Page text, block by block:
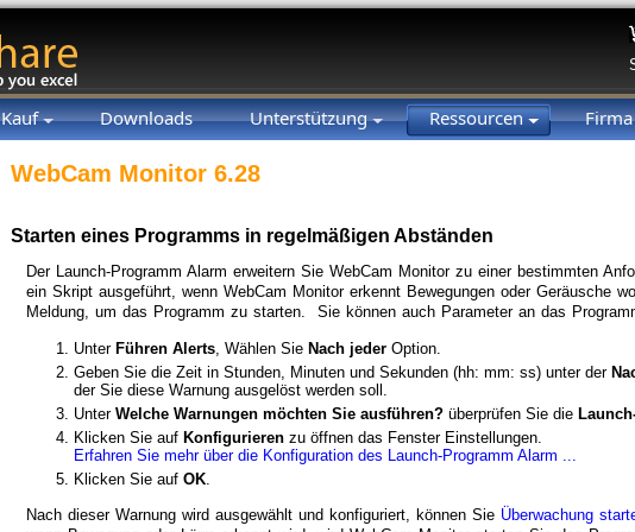
Kauf Downloads Unterstützung Ressourcen
WebCam Monitor 6.28
Starten eines Programms in regelmäßigen Abständen
Der Launch-Programm Alarm erweitern Sie WebCam Monitor zu einer bestimmten
ein Skript ausgeführt, wenn WebCam Monitor erkennt Bewegungen oder Geräusche
Meldung, um das Programm zu starten. Sie können auch Parameter an das
Unter Führen Alerts, Wählen Sie Nach jeder Option.
Geben Sie die Zeit in Stunden, Minuten und Sekunden (hh: mm: ss) unter der
der Sie diese Warnung ausgelöst werden soll.
Unter Welche Warnungen möchten Sie ausführen? überprüfen Sie die
Klicken Sie auf Konfigurieren zu öffnen das Fenster Einstellungen.
Erfahren Sie mehr über die Konfiguration des Launch-Programm Alarm ...
Klicken Sie auf OK.
Nach dieser Warnung wird ausgewählt und konfiguriert, können Sie Überwachung